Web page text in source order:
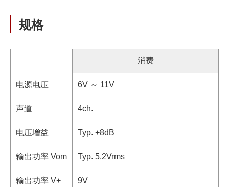
规格
消费
电源电压 6V ～ 11V
声道 4ch.
电压增益 Typ. +8dB
输出功率 Vom Typ. 5.2Vrms
输出功率 V+ 9V